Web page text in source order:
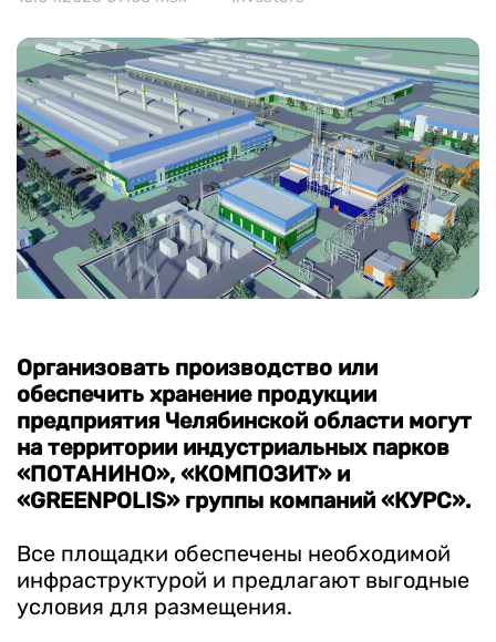
+7 (800) 350 24 74
Get a consultation
Организовать производство или
обеспечить хранение продукции
предприятия Челябинской области могут
на территории индустриальных парков
«ПОТАНИНО», «КОМПОЗИТ» и
«GREENPOLIS» группы компаний «КУРС».
Все площадки обеспечены необходимой
инфраструктурой и предлагают выгодные
условия для размещения.